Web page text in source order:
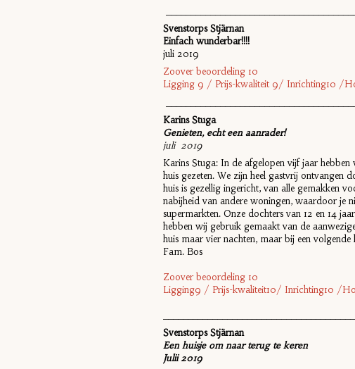
Svenstorps Stjärnan
Einfach wunderbar!!!!
juli 2019
Zoover beoordeling 10
Ligging 9 / Prijs-kwaliteit 9/ Inrichting10 /
Karins Stuga
Genieten, echt een aanrader!
juli 2019
Karins Stuga: In de afgelopen vijf jaar
huis gezeten. We zijn heel gastvrij ontvangen
huis is gezellig ingericht, van alle gemakken
nabijheid van andere woningen, waardoor je
supermarkten. Onze dochters van 12 en 14
hebben wij gebruik gemaakt van de
huis maar vier nachten, maar bij een
Fam. Bos
Zoover beoordeling 10
Ligging9 / Prijs-kwaliteit10/ Inrichting10 /
Svenstorps Stjärnan
‎Een huisje om naar terug te keren
Julii 2019